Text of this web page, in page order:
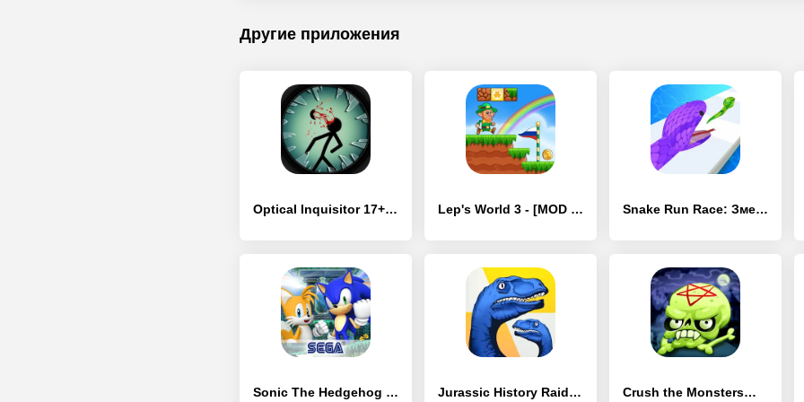
Другие приложения
Optical Inquisitor 17+ - [MOD Бесконечные монеты] Lep's World 3 - [MOD Бесконечные монеты] Snake Run Race: Змейка-бегалка - [MOD Бесконечные монеты]
Sonic The Hedgehog 4 Ep. II - [MOD Бесконечные монеты] Jurassic History Raid - [MOD Много денег] Crush the Monsters：Жуткий Пазл - [MOD Бесконечные монеты]